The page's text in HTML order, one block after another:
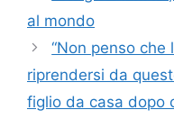
al mondo
“Non penso che
riprendersi da
figlio da casa dopo